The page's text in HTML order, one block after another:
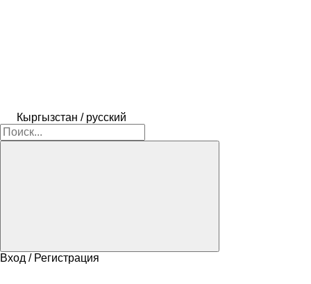
Кыргызстан / русский
Вход / Регистрация